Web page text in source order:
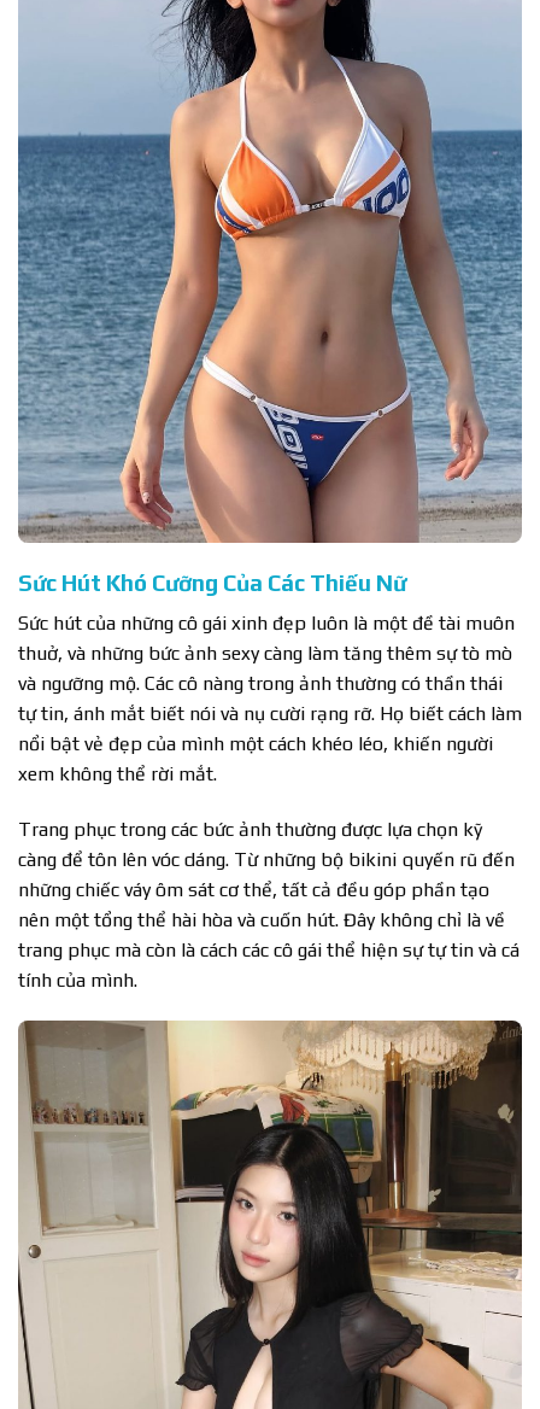
Sức Hút Khó Cưỡng Của Các Thiếu Nữ
Sức hút của những cô gái xinh đẹp luôn là một đề tài muôn
thuở, và những bức ảnh sexy càng làm tăng thêm sự tò mò
và ngưỡng mộ. Các cô nàng trong ảnh thường có thần thái
tự tin, ánh mắt biết nói và nụ cười rạng rỡ. Họ biết cách làm
nổi bật vẻ đẹp của mình một cách khéo léo, khiến người
xem không thể rời mắt.
Trang phục trong các bức ảnh thường được lựa chọn kỹ
càng để tôn lên vóc dáng. Từ những bộ bikini quyến rũ đến
những chiếc váy ôm sát cơ thể, tất cả đều góp phần tạo
nên một tổng thể hài hòa và cuốn hút. Đây không chỉ là về
trang phục mà còn là cách các cô gái thể hiện sự tự tin và cá
tính của mình.